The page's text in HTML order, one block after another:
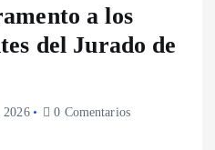
a los
del Jurado de
0 Comentarios